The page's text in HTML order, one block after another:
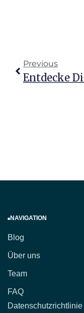
Previous
NAVIGATION
Blog
Über uns
Team
FAQ
Datenschutzrichtlinie